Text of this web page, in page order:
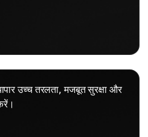
उच्च तरलता, मजबूत सुरक्षा और